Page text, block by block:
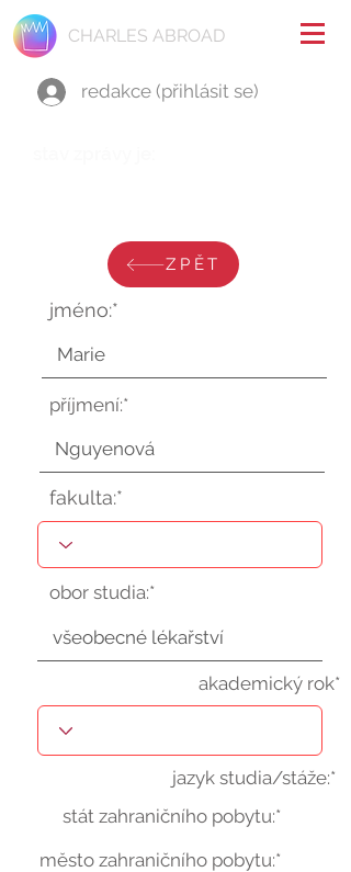
CHARLES ABROAD
redakce (přihlásit se)
ZPĚT
jméno:*
příjmení:*
fakulta:*
obor studia:*
akademický rok*
jazyk studia/stáže:*
stát zahraničního pobytu:*
město zahraničního pobytu:*